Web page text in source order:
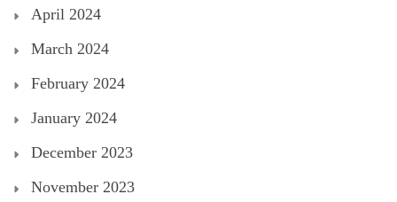
April 2024
March 2024
February 2024
January 2024
December 2023
November 2023